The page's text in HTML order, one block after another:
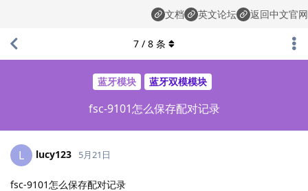
文档 英文论坛 返回中文官网
蓝牙模块 蓝牙双模模块
fsc-9101怎么保存配对记录
7 / 8 条
L lucy123 5月21日
fsc-9101怎么保存配对记录